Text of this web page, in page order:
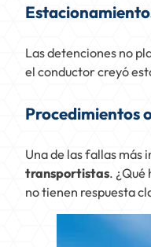
Las detenciones no
el conductor creyó
Procedimientos
Una de las fallas más
transportistas. ¿Qué
no tienen respuesta